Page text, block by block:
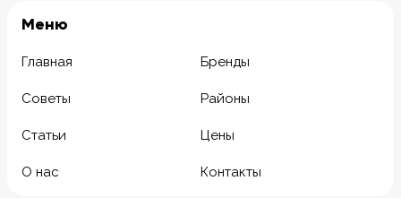
Meню
Главная Бренды
Советы Районы
Статьи Цены
О нас Контакты